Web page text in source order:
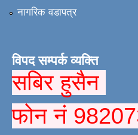
नागरिक वडापत्र
विपद सम्पर्क व्यक्ति
सबिर हुसैन
फोन नं